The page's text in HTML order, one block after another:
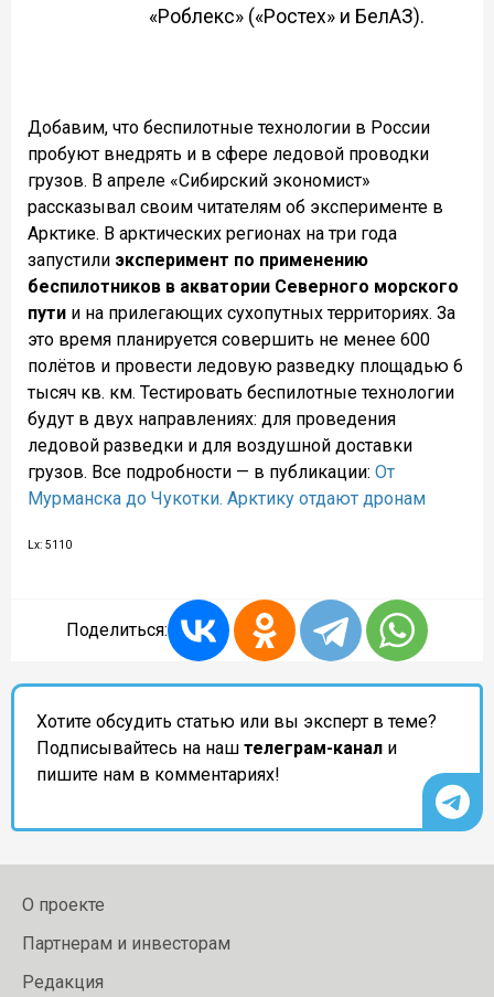
«Роблекс» («Ростех» и БелАЗ).
Добавим, что беспилотные технологии в России
пробуют внедрять и в сфере ледовой проводки
грузов. В апреле «Сибирский экономист»
рассказывал своим читателям об эксперименте в
Арктике. В арктических регионах на три года
запустили эксперимент по применению
беспилотников в акватории Северного морского
пути и на прилегающих сухопутных территориях. За
это время планируется совершить не менее 600
полётов и провести ледовую разведку площадью 6
тысяч кв. км. Тестировать беспилотные технологии
будут в двух направлениях: для проведения
ледовой разведки и для воздушной доставки
грузов. Все подробности — в публикации: От
Мурманска до Чукотки. Арктику отдают дронам
Lx: 5110
Поделиться:
Хотите обсудить статью или вы эксперт в теме?
Подписывайтесь на наш телеграм-канал и
пишите нам в комментариях!
О проекте
Партнерам и инвесторам
Редакция